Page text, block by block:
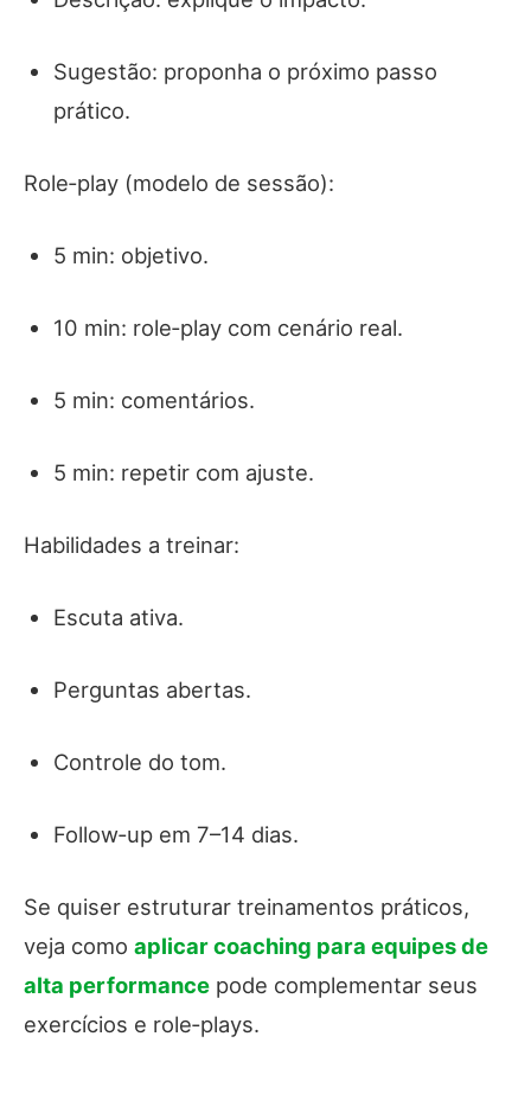
Sugestão: proponha o próximo passo
prático.
Role‑play (modelo de sessão):
5 min: objetivo.
10 min: role‑play com cenário real.
5 min: comentários.
5 min: repetir com ajuste.
Habilidades a treinar:
Escuta ativa.
Perguntas abertas.
Controle do tom.
Follow‑up em 7–14 dias.
Se quiser estruturar treinamentos práticos,
veja como aplicar coaching para equipes de
alta performance pode complementar seus
exercícios e role‑plays.